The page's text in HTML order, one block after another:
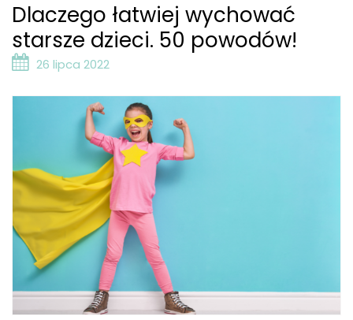
Dlaczego łatwiej wychować
starsze dzieci. 50 powodów!
26 lipca 2022